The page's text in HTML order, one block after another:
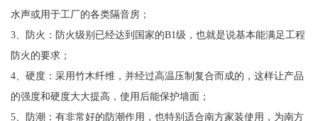
水声或用于工厂的各类隔音房；
3、防火：防火级别已经达到国家的B1级，也就是说基本能满足工程
防火的要求；
4、硬度：采用竹木纤维，并经过高温压制复合而成的，这样让产品
的强度和硬度大大提高，使用后能保护墙面；
5、防潮：有非常好的防潮作用，也特别适合南方家装使用，为南方